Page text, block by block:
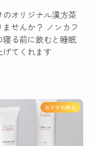
のオリジナル漢方茶
ませんか？ ノンカフ
寝る前に飲むと睡眠
げてくれます
おすすめ商品